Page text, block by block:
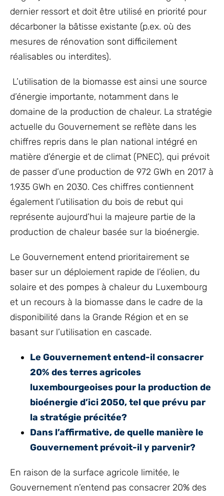
dernier ressort et doit être utilisé en priorité pour
décarboner la bâtisse existante (p.ex. où des
mesures de rénovation sont difficilement
réalisables ou interdites).
L’utilisation de la biomasse est ainsi une source
d’énergie importante, notamment dans le
domaine de la production de chaleur. La stratégie
actuelle du Gouvernement se reflète dans les
chiffres repris dans le plan national intégré en
matière d’énergie et de climat (PNEC), qui prévoit
de passer d’une production de 972 GWh en 2017 à
1.935 GWh en 2030. Ces chiffres contiennent
également l’utilisation du bois de rebut qui
représente aujourd’hui la majeure partie de la
production de chaleur basée sur la bioénergie.
Le Gouvernement entend prioritairement se
baser sur un déploiement rapide de l’éolien, du
solaire et des pompes à chaleur du Luxembourg
et un recours à la biomasse dans le cadre de la
disponibilité dans la Grande Région et en se
basant sur l’utilisation en cascade.
Le Gouvernement entend-il consacrer
20% des terres agricoles
luxembourgeoises pour la production de
bioénergie d’ici 2050, tel que prévu par
la stratégie précitée?
Dans l’affirmative, de quelle manière le
Gouvernement prévoit-il y parvenir?
En raison de la surface agricole limitée, le
Gouvernement n’entend pas consacrer 20% des